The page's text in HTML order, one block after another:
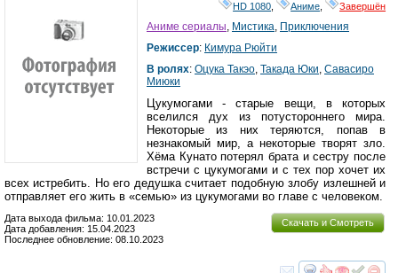
HD 1080 Аниме Завершён
Аниме сериалы, Мистика, Приключения
Режиссер: Кимура Рюйти
В ролях: Оцука Такэо, Такада Юки, Савасиро
Миюки
Цукумогами - старые вещи, в которых
вселился дух из потустороннего мира.
Некоторые из них теряются, попав в
незнакомый мир, а некоторые творят зло.
Хёма Кунато потерял брата и сестру после
встречи с цукумогами и с тех пор хочет их
всех истребить. Но его дедушка считает подобную злобу излешней и
отправляет его жить в «семью» из цукумогами во главе с человеком.
Скачать и Смотреть
Дата выхода фильма: 10.01.2023
Дата добавления: 15.04.2023
Последнее обновление: 08.10.2023